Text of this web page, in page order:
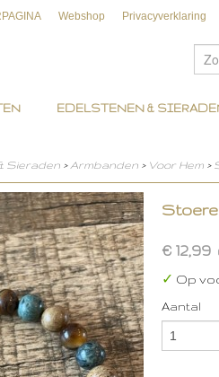
Webshop Privacyverklaring
EDELSTENEN &
Sieraden > Armbanden > Voor Hem >
€ 12,99
✓ Op
Aantal